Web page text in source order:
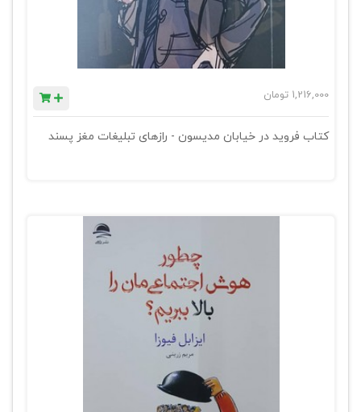
1,216,000 تومان
کتاب فروید در خیابان مدیسون - رازهای تبلیغات مغز پسند